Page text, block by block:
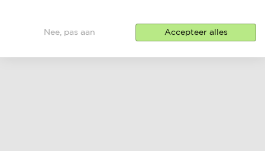
Nee, pas aan Accepteer alles